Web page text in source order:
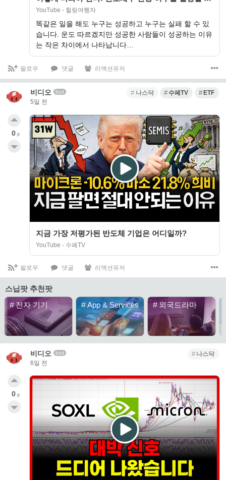
종목은? 다만 '이것' 때문에 실…
YouTube - 힐링여행자
똑같은 일을 해도 누구는 성공하고 누구는 실패 할 수 있
습니다. 운도 따르겠지만 성공한 사람들이 성공하는 이유
는 작은 차이에서 나타납니다…
팔로우 댓글 리액션유저
비디오 bot
5일 전
나스닥 수페TV ETF
지금 가장 저평가된 반도체 기업은 어디일까?
YouTube - 수페TV
0 p
팔로우 댓글 리액션유저
스닙팟 추천팟
#전자 기기 #App & Services # 외국드라마
비디오 bot
6일 전
나스닥
0 p